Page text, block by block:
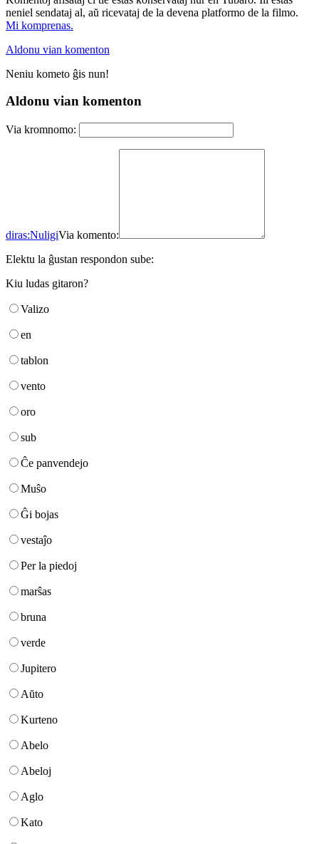
neniel sendataj al, aŭ ricevataj de la devena platformo de la filmo.
Mi komprenas.
Aldonu vian komenton
Neniu kometo ĝis nun!
Aldonu vian komenton
Via kromnomo:
diras:NuligiVia komento:
Elektu la ĝustan respondon sube:
Kiu ludas gitaron?
Valizo
en
tablon
vento
oro
sub
Ĉe panvendejo
Muŝo
Ĝi bojas
vestaĵo
Per la piedoj
marŝas
bruna
verde
Jupitero
Aŭto
Kurteno
Abelo
Abeloj
Aglo
Kato